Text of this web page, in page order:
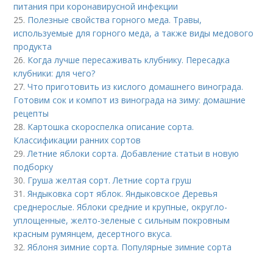
питания при коронавирусной инфекции
25. Полезные свойства горного меда. Травы,
используемые для горного меда, а также виды медового
продукта
26. Когда лучше пересаживать клубнику. Пересадка
клубники: для чего?
27.Что приготовить из кислого домашнего винограда.
Готовим сок и компот из винограда на зиму: домашние
рецепты
28. Картошка скороспелка описание сорта.
Классификации ранних сортов
29.Летние яблоки сорта. Добавление статьи в новую
подборку
30. Груша желтая сорт. Летние сорта груш
31.Яндыковка сорт яблок. Яндыковское Деревья
среднерослые. Яблоки средние и крупные, округло-
уплощенные, желто-зеленые с сильным покровным
красным румянцем, десертного вкуса.
32.Яблоня зимние сорта. Популярные зимние сорта